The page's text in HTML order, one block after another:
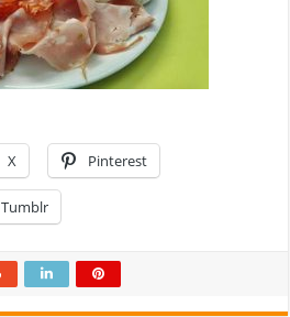
X Pinterest
Tumblr